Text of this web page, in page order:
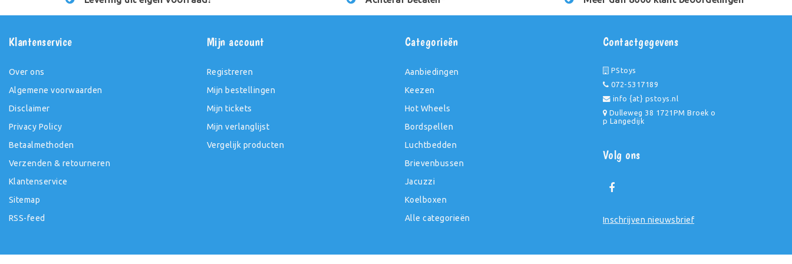
Klantenservice
Over ons
Algemene voorwaarden
Disclaimer
Privacy Policy
Betaalmethoden
Verzenden & retourneren
Klantenservice
Sitemap
RSS-feed
Mijn account
Registreren
Mijn bestellingen
Mijn tickets
Mijn verlanglijst
Vergelijk producten
Categorieën
Aanbiedingen
Keezen
Hot Wheels
Bordspellen
Luchtbedden
Brievenbussen
Jacuzzi
Koelboxen
Alle categorieën
Contactgegevens
PStoys
072-5317189
info {at} pstoys.nl
Dulleweg 38 1721PM Broek o
p Langedijk
Volg ons
Inschrijven nieuwsbrief